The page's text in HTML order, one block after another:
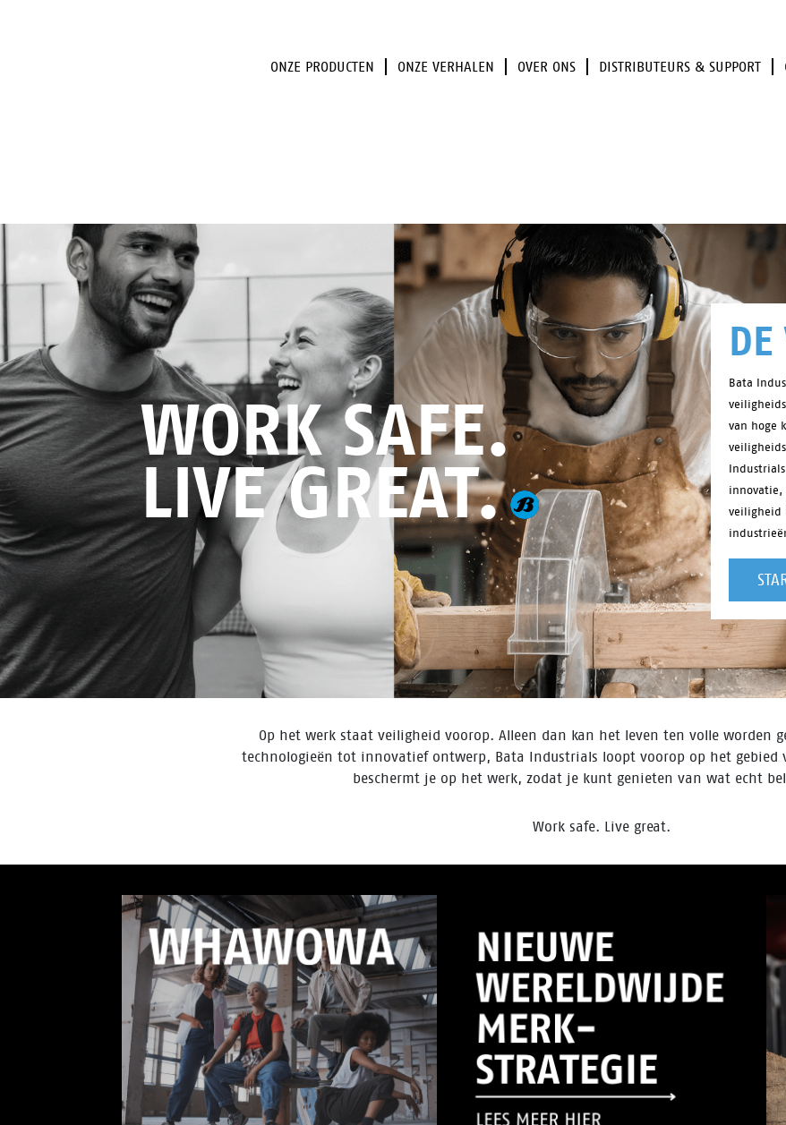
ONZE PRODUCTEN ONZE VERHALEN OVER ONS DISTRIBUTEURS & SUPPORT
WORK SAFE.
LIVE GREAT.
DE
Bata
van hoge
innovatie,
veiligheid
Op het werk staat veiligheid voorop. Alleen dan kan het leven ten volle worden
technologieën tot innovatief ontwerp, Bata Industrials loopt voorop op het gebied
beschermt je op het werk, zodat je kunt genieten van wat echt
Work safe. Live great.